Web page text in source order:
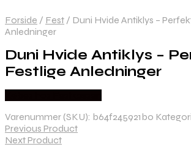
Forside / Fest / Duni Hvide Antiklys –
Anledninger
Duni Hvide Antiklys –
Festlige Anledninger
Varenummer (SKU): b64f245921b0
Previous Product
Next Product